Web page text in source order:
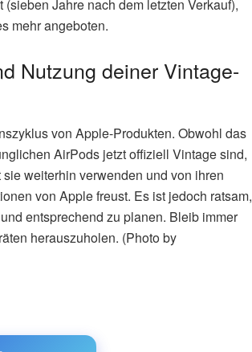
Jahre nach dem letzten Verkauf),
mehr angeboten.
Nutzung deiner Vintage-
von Apple-Produkten. Obwohl das
AirPods jetzt offiziell Vintage sind,
weiterhin verwenden und von ihren
von Apple freust. Es ist jedoch ratsam,
entsprechend zu planen. Bleib immer
herauszuholen. (Photo by